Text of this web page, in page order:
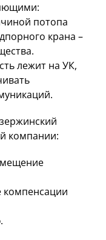
потопа
крана –
лежит на УК,
компании:
компенсации